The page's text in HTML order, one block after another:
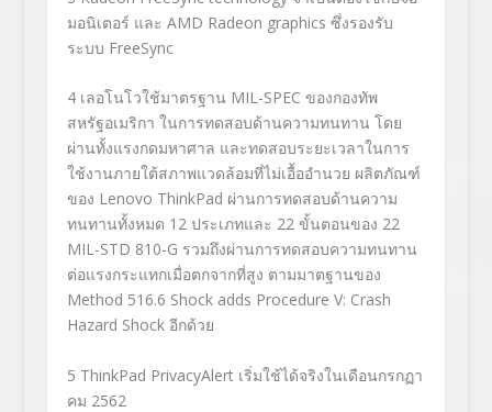
มอนิเตอร์ และ AMD Radeon graphics ซึ่งรองรับ
ระบบ FreeSync
4เลอโนโวใช้มาตรฐาน MIL-SPEC ของกองทัพ
สหรัฐอเมริกา ในการทดสอบด้านความทนทาน โดย
ผ่านทั้งแรงกดมหาศาล และทดสอบระยะเวลาในการ
ใช้งานภายใต้สภาพแวดล้อมที่ไม่เอื้ออำนวย ผลิตภัณฑ์
ของ Lenovo ThinkPad ผ่านการทดสอบด้านความ
ทนทานทั้งหมด 12 ประเภทและ 22 ขั้นตอนของ 22
MIL-STD 810-G รวมถึงผ่านการทดสอบความทนทาน
ต่อแรงกระแทกเมื่อตกจากที่สูง ตามมาตฐานของ
Method 516.6 Shock adds Procedure V: Crash
Hazard Shock อีกด้วย
5 ThinkPad PrivacyAlert เริ่มใช้ได้จริงในเดือนกรกฏา
คม 2562